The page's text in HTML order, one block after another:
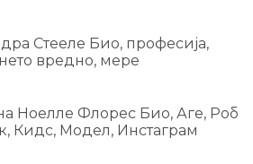
Стееле Био, професија,
вредно, мере
Ноелле Флорес Био, Аге, Роб
Кидс, Модел, Инстаграм